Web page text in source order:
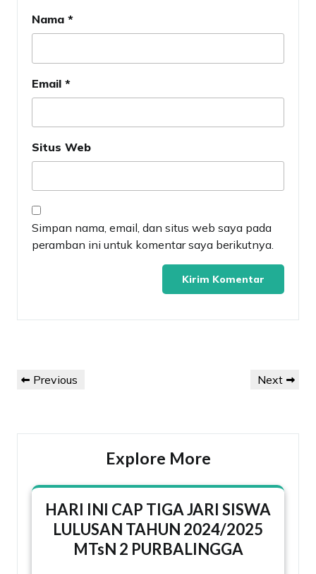
Nama *
Email *
Situs Web
Simpan nama, email, dan situs web saya pada
peramban ini untuk komentar saya berikutnya.
Previous Next
Explore More
HARI INI CAP TIGA JARI SISWA
LULUSAN TAHUN 2024/2025
MTsN 2 PURBALINGGA